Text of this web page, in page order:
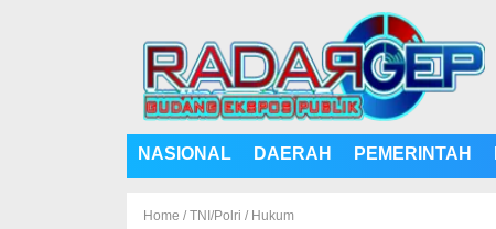
NASIONAL DAERAH PEMERINTAH
Home / TNI/Polri / Hukum